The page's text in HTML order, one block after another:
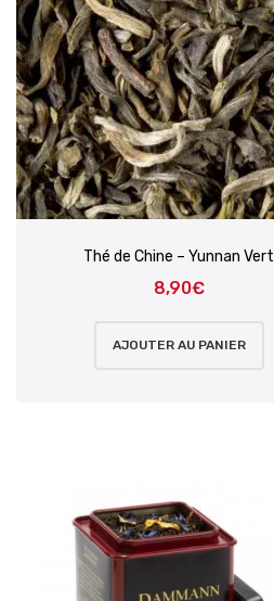
Thé de Chine – Yunnan Vert
8,90€
AJOUTER AU PANIER